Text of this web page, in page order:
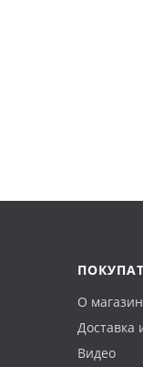
О
Доставка
Видео